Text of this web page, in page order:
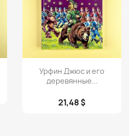
Просмотр
Урфин Джюс и его
деревянные...
21,48 $